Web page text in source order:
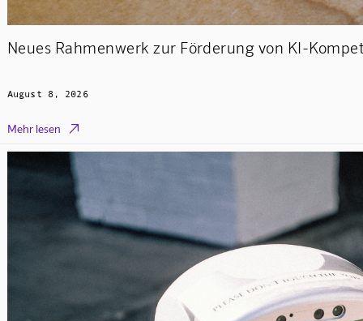
Neues Rahmenwerk zur Förderung von KI-
August 8, 2026
Mehr lesen 